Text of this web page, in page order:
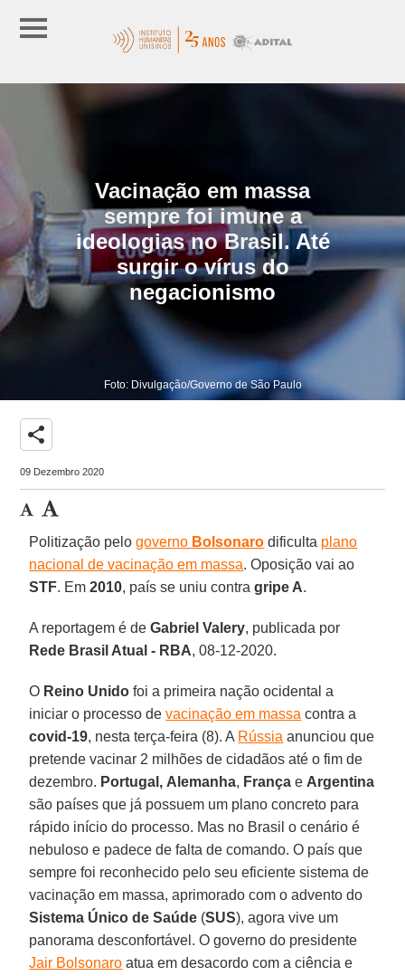
Vacinação em massa
sempre foi imune a
ideologias no Brasil. Até
surgir o vírus do
negacionismo
Foto: Divulgação/Governo de São Paulo
share
09 Dezembro 2020
Politização pelogoverno Bolsonaro dificulta plano
nacional de vacinação em massa. Oposição vai ao
STF. Em2010, país se uniu contragripe A.
A reportagem é deGabriel Valery, publicada por
Rede Brasil Atual - RBA, 08-12-2020.
O Reino Unido foi a primeira nação ocidental a
iniciar o processo devacinação em massa contra a
covid-19, nesta terça-feira (8). A Rússia anunciou que
pretende vacinar 2 milhões de cidadãos até o fim de
dezembro. Portugal, Alemanha, França e Argentina
são países que já possuem um plano concreto para
rápido início do processo. Mas no Brasil o cenário é
nebuloso e padece de falta de comando. O país que
sempre foi reconhecido pelo seu eficiente sistema de
vacinação em massa, aprimorado com o advento do
Sistema Único de Saúde (SUS), agora vive um
panorama desconfortável. O governo do presidente
Jair Bolsonaro atua em desacordo com a ciência e